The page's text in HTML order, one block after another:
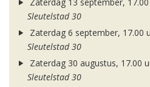
Zaterdag 13 september,
Sleutelstad 30
Zaterdag 6 september, 17.00
Sleutelstad 30
Zaterdag 30 augustus, 17.00
Sleutelstad 30